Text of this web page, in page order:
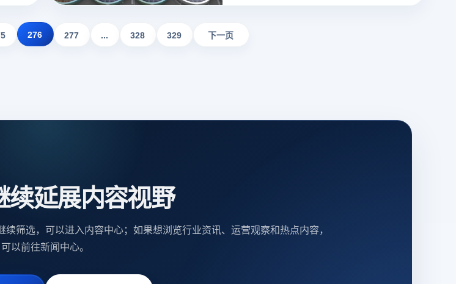
空投
值。
276 277 ... 328 329 下一页
续延展内容视野
筛选，可以进入内容中心；如果想浏览行业资讯、运营观察和热点内容，
可以前往新闻中心。